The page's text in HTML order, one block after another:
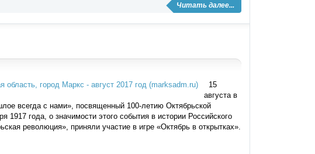
Читать далее...
15
августа в
всегда с нами», посвященный 100-летию Октябрьской
года, о значимости этого события в истории Российского
революция», приняли участие в игре «Октябрь в открытках».